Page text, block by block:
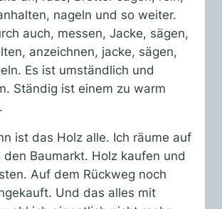
nageln und so weiter.
auch, messen, Jacke, sägen,
anzeichnen, jacke, sägen,
Es ist umständlich und
Ständig ist einem zu warm
ist das Holz alle. Ich räume auf
den Baumarkt. Holz kaufen und
Auf dem Rückweg noch
Und das alles mit